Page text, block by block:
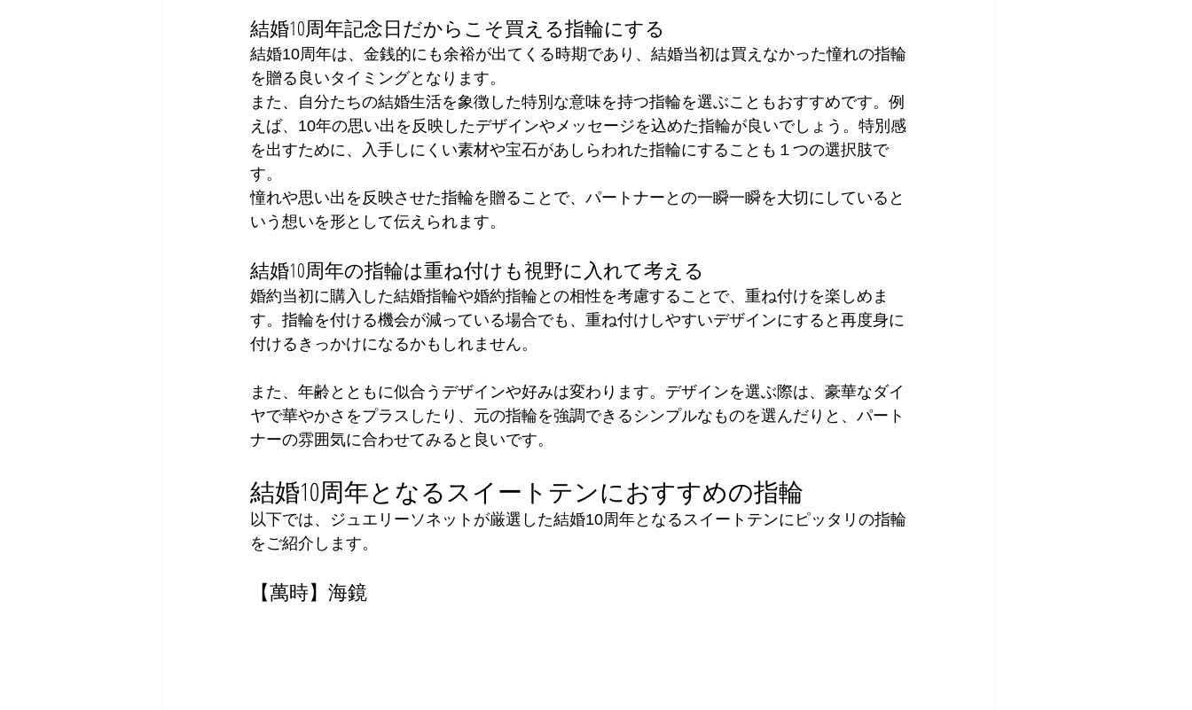
結婚10周年記念日だからこそ買える指輪にする
結婚10周年は、金銭的にも余裕が出てくる時期であり、結婚当初は買えなかった憧れの指輪
を贈る良いタイミングとなります。
また、自分たちの結婚生活を象徴した特別な意味を持つ指輪を選ぶこともおすすめです。例
えば、10年の思い出を反映したデザインやメッセージを込めた指輪が良いでしょう。特別感
を出すために、入手しにくい素材や宝石があしらわれた指輪にすることも１つの選択肢で
す。
憧れや思い出を反映させた指輪を贈ることで、パートナーとの一瞬一瞬を大切にしていると
いう想いを形として伝えられます。
結婚10周年の指輪は重ね付けも視野に入れて考える
婚約当初に購入した結婚指輪や婚約指輪との相性を考慮することで、重ね付けを楽しめま
す。指輪を付ける機会が減っている場合でも、重ね付けしやすいデザインにすると再度身に
付けるきっかけになるかもしれません。
また、年齢とともに似合うデザインや好みは変わります。デザインを選ぶ際は、豪華なダイ
ヤで華やかさをプラスしたり、元の指輪を強調できるシンプルなものを選んだりと、パート
ナーの雰囲気に合わせてみると良いです。
結婚10周年となるスイートテンにおすすめの指輪
以下では、ジュエリーソネットが厳選した結婚10周年となるスイートテンにピッタリの指輪
をご紹介します。
【萬時】海鏡